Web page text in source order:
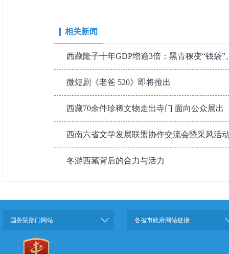
相关新闻
西藏隆子十年GDP增逾3倍：黑青稞变“钱袋”
微短剧《老爸 520》即将推出
西藏70余件珍稀文物走出寺门 面向公众展出
西南六省文学发展联盟协作交流会暨采风活
冬游西藏背后的合力与活力
国务院部门网站 各省市政府网站链接